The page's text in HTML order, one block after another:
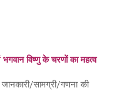
विष्णु के चरणों का महत्व
सामग्री/गणना की